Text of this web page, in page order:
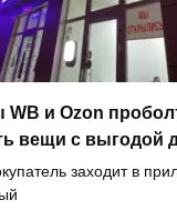
и Ozon
вещи с выгодой
заходит в